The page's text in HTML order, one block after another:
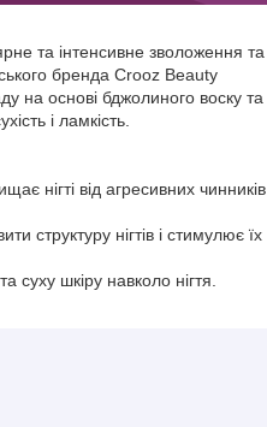
та інтенсивне зволоження та
бренда Crooz Beauty
на основі бджолиного воску та
і ламкість.
нігті від агресивних чинників
структуру нігтів і стимулює їх
суху шкіру навколо нігтя.